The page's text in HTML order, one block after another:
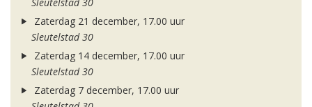
Sleutelstad 30
Zaterdag 21 december, 17.00 uur
Sleutelstad 30
Zaterdag 14 december, 17.00 uur
Sleutelstad 30
Zaterdag 7 december, 17.00 uur